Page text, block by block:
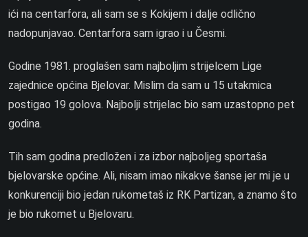
ići na centarfora, ali sam se s Kokijem i dalje odlično
nadopunjavao. Centarfora sam igrao i u Česmi.
Godine 1981. proglašen sam najboljim strijelcem Lige
zajednice općina Bjelovar. Mislim da sam u 15 utakmica
postigao 19 golova. Najbolji strijelac bio sam uzastopno pet
godina.
Tih sam godina predložen i za izbor najboljeg sportaša
bjelovarske općine. Ali, nisam imao nikakve šanse jer mi je u
konkurenciji bio jedan rukometaš iz RK Partizan, a znamo što
je bio rukomet u Bjelovaru.